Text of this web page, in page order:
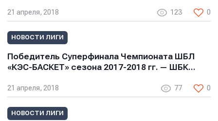
21 апреля, 2018 123 0
НОВОСТИ ЛИГИ
Победитель Суперфинала Чемпионата ШБЛ
«КЭС-БАСКЕТ» сезона 2017-2018 гг. — ШБК…
21 апреля, 2018 77 0
НОВОСТИ ЛИГИ